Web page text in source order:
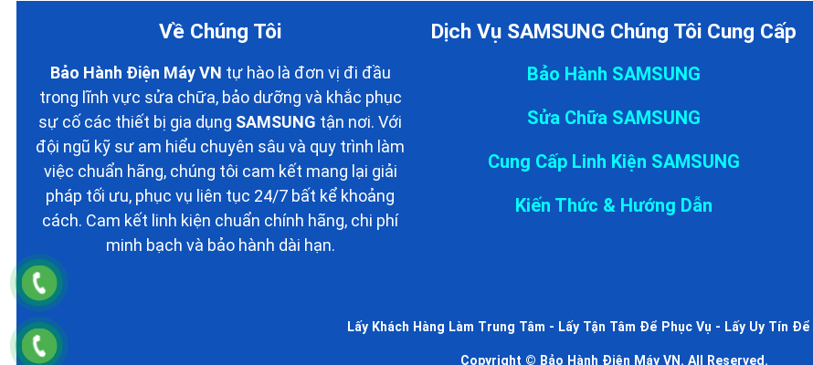
Về Chúng Tôi
Bảo Hành Điện Máy VN tự hào là đơn vị đi đầu
trong lĩnh vực sửa chữa, bảo dưỡng và khắc phục
sự cố các thiết bị gia dụng SAMSUNG tận nơi. Với
đội ngũ kỹ sư am hiểu chuyên sâu và quy trình làm
việc chuẩn hãng, chúng tôi cam kết mang lại giải
pháp tối ưu, phục vụ liên tục 24/7 bất kể khoảng
cách. Cam kết linh kiện chuẩn chính hãng, chi phí
minh bạch và bảo hành dài hạn.
Dịch Vụ SAMSUNG Chúng Tôi Cung Cấp
Bảo Hành SAMSUNG
Sửa Chữa SAMSUNG
Cung Cấp Linh Kiện SAMSUNG
Kiến Thức & Hướng Dẫn
Lấy Khách Hàng Làm Trung Tâm - Lấy Tận Tâm Để Phục Vụ - Lấy Uy Tín
Copyright © Bảo Hành Điện Máy VN. All Reserved.